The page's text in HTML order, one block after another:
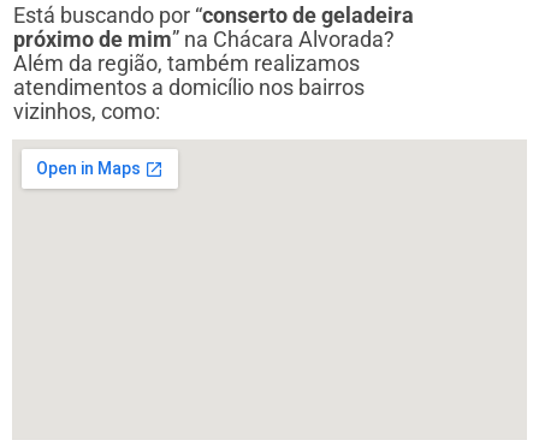
Está buscando por “conserto de geladeira
próximo de mim” na Chácara Alvorada?
Além da região, também realizamos
atendimentos a domicílio nos bairros
vizinhos, como: